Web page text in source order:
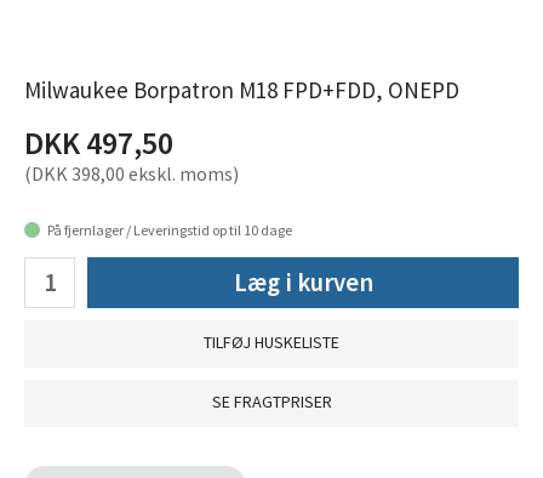
Milwaukee Borpatron M18 FPD+FDD, ONEPD
DKK 497,50
(DKK 398,00 ekskl. moms)
På fjernlager / Leveringstid op til 10 dage
Læg i kurven
TILFØJ HUSKELISTE
SE FRAGTPRISER